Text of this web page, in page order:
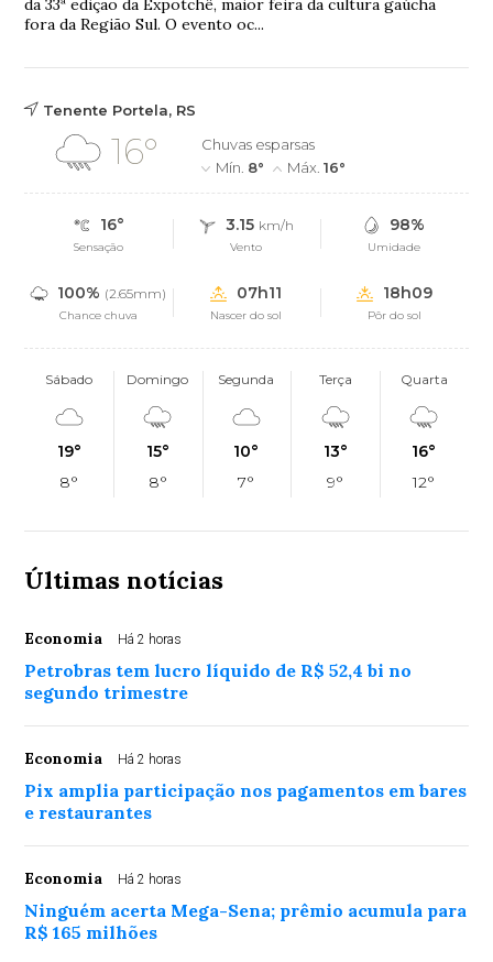
da 33ª edição da Expotchê, maior feira da cultura gaúcha
fora da Região Sul. O evento oc...
Tenente Portela, RS
16°
Chuvas esparsas
Mín. 8° Máx.16°
16°
Sensação
3.15 km/h
Vento
98%
Umidade
100% (2.65mm)
Chance chuva
07h11
Nascer do sol
18h09
Pôr do sol
Sábado
19°
8°
Domingo
15°
8°
Segunda
10°
7°
Terça
13°
9°
Quarta
16°
12°
Últimas notícias
Economia Há 2 horas
Petrobras tem lucro líquido de R$ 52,4 bi no
segundo trimestre
Economia Há 2 horas
Pix amplia participação nos pagamentos em bares
e restaurantes
Economia Há 2 horas
Ninguém acerta Mega-Sena; prêmio acumula para
R$ 165 milhões